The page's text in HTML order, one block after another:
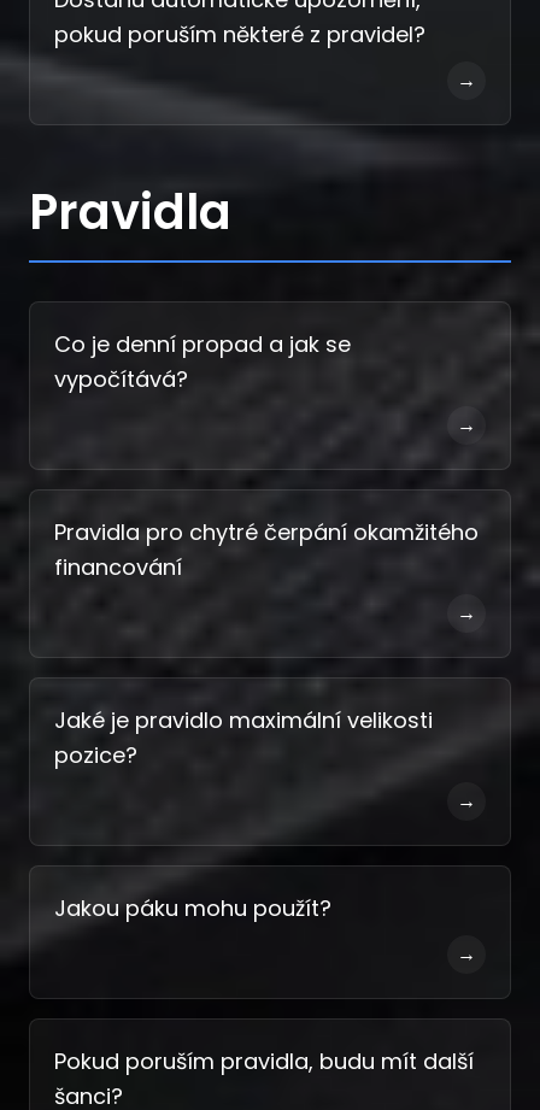
pokud poruším některé z pravidel?
→
Pravidla
Co je denní propad a jak se
vypočítává?
→
Pravidla pro chytré čerpání okamžitého
financování
→
Jaké je pravidlo maximální velikosti
pozice?
→
Jakou páku mohu použít?
→
Pokud poruším pravidla, budu mít další
šanci?